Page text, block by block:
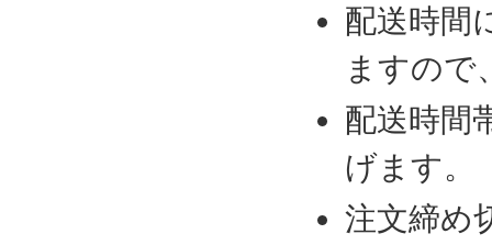
配送時間
ますので
配送時間
げます。
注文締め